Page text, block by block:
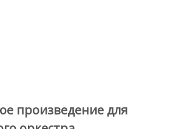
произведение для